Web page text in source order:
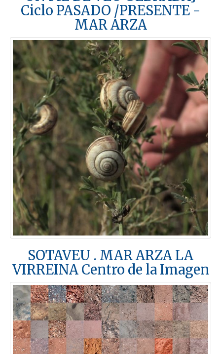
Ciclo PASADO /PRESENTE -
MAR ARZA
SOTAVEU . MAR ARZA LA
VIRREINA Centro de la Imagen